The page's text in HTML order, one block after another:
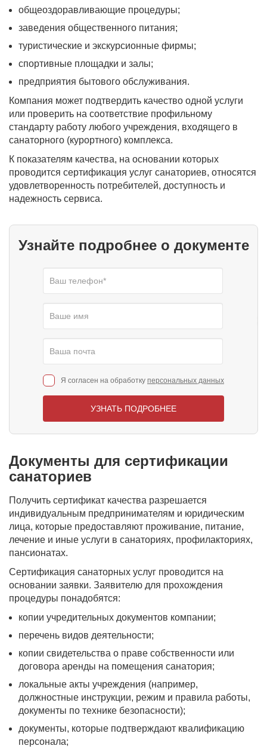
общеоздоравливающие процедуры;
заведения общественного питания;
туристические и экскурсионные фирмы;
спортивные площадки и залы;
предприятия бытового обслуживания.
Компания может подтвердить качество одной услуги
или проверить на соответствие профильному
стандарту работу любого учреждения, входящего в
санаторного (курортного) комплекса.
К показателям качества, на основании которых
проводится сертификация услуг санаториев, относятся
удовлетворенность потребителей, доступность и
надежность сервиса.
Узнайте подробнее о документе
Я согласен на обработку персональных данных
УЗНАТЬ ПОДРОБНЕЕ
Документы для сертификации
санаториев
Получить сертификат качества разрешается
индивидуальным предпринимателям и юридическим
лица, которые предоставляют проживание, питание,
лечение и иные услуги в санаториях, профилакториях,
пансионатах.
Сертификация санаторных услуг проводится на
основании заявки. Заявителю для прохождения
процедуры понадобятся:
копии учредительных документов компании;
перечень видов деятельности;
копии свидетельства о праве собственности или
договора аренды на помещения санатория;
локальные акты учреждения (например,
должностные инструкции, режим и правила работы,
документы по технике безопасности);
документы, которые подтверждают квалификацию
персонала;